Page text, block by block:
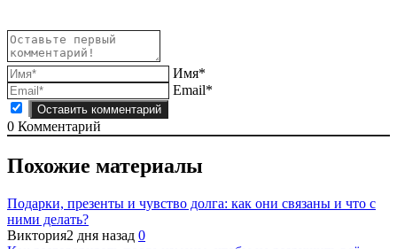
Имя*
Email*
0 Комментарий
Похожие материалы
Подарки, презенты и чувство долга: как они связаны и что с
ними делать?
Виктория2 дня назад 0